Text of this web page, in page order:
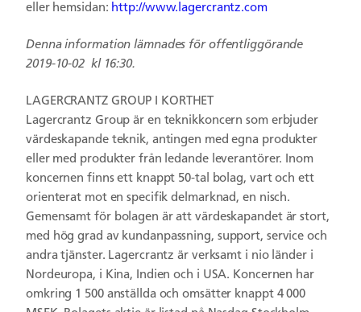
eller hemsidan: http://www.lagercrantz.com
Denna information lämnades för offentliggörande
2019-10-02 kl 16:30.
LAGERCRANTZ GROUP I KORTHET
Lagercrantz Group är en teknikkoncern som erbjuder
värdeskapande teknik, antingen med egna produkter
eller med produkter från ledande leverantörer. Inom
koncernen finns ett knappt 50-tal bolag, vart och ett
orienterat mot en specifik delmarknad, en nisch.
Gemensamt för bolagen är att värdeskapandet är stort,
med hög grad av kundanpassning, support, service och
andra tjänster. Lagercrantz är verksamt i nio länder i
Nordeuropa, i Kina, Indien och i USA. Koncernen har
omkring 1 500 anställda och omsätter knappt 4 000